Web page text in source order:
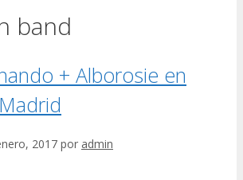
band
+ Alborosie en
2017 por admin